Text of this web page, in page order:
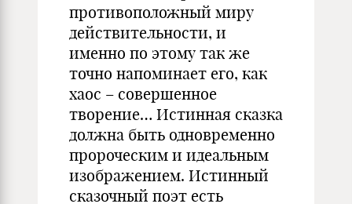
противоположный миру
действительности, и
именно по этому так же
точно напоминает его, как
хаос – совершенное
творение… Истинная сказка
должна быть одновременно
пророческим и идеальным
изображением. Истинный
сказочный поэт есть